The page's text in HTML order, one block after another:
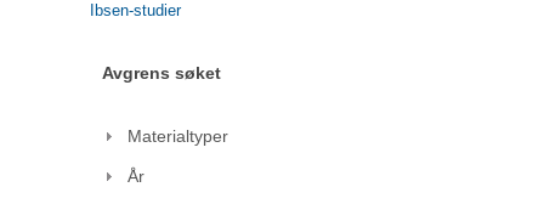
Ibsen-studier
Avgrens søket
Materialtyper
År